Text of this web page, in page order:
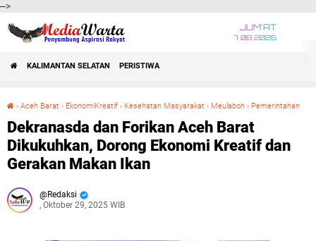
-->
JUM'AT
7 08 2026
KALIMANTAN SELATAN PERISTIWA
› Aceh Barat › EkonomiKreatif › Kesehatan Masyarakat › Meulaboh › Pemerintahan
Dekranasda dan Forikan Aceh Barat
Dikukuhkan, Dorong Ekonomi Kreatif dan
Gerakan Makan Ikan
Redaksi
, Oktober 29, 2025 WIB